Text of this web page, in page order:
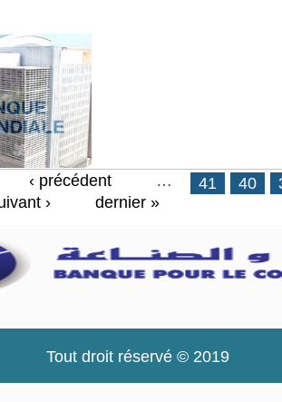
‹ précédent … 40
41
› dernier »
Tout droit réservé © 2019